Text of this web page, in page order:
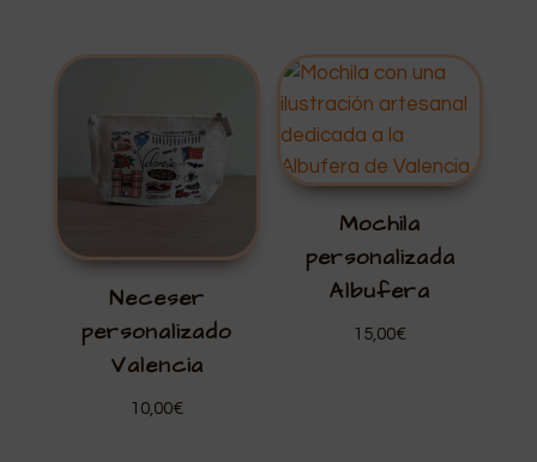
Neceser
personalizado
Valencia
10,00€
Mochila
personalizada
Albufera
15,00€